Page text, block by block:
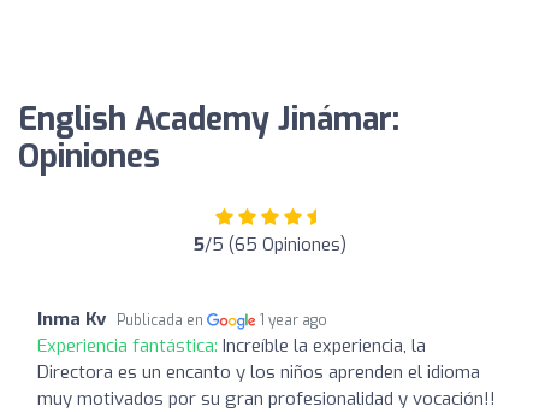
English Academy Jinámar:
Opiniones
5/5 (65 Opiniones)
Inma Kv Publicada en 1 year ago
Experiencia fantástica: Increíble la experiencia, la
Directora es un encanto y los niños aprenden el idioma
muy motivados por su gran profesionalidad y vocación!!